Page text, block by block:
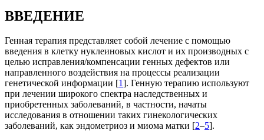
ВВЕДЕНИЕ
Генная терапия представляет собой лечение с помощью
введения в клетку нуклеиновых кислот и их производных с
целью исправления/компенсации генных дефектов или
направленного воздействия на процессы реализации
генетической информации [1]. Генную терапию используют
при лечении широкого спектра наследственных и
приобретенных заболеваний, в частности, начаты
исследования в отношении таких гинекологических
заболеваний, как эндометриоз и миома матки [2–5].